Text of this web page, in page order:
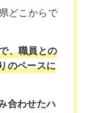
どこからで
、職員との
のペースに
合わせたハ